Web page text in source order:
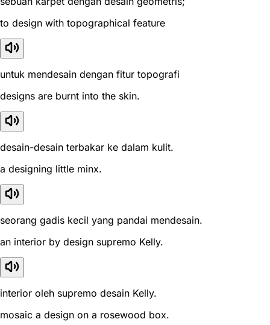
to design with topographical feature
untuk mendesain dengan fitur topografi
designs are burnt into the skin.
desain-desain terbakar ke dalam kulit.
a designing little minx.
seorang gadis kecil yang pandai mendesain.
an interior by design supremo Kelly.
interior oleh supremo desain Kelly.
mosaic a design on a rosewood box.